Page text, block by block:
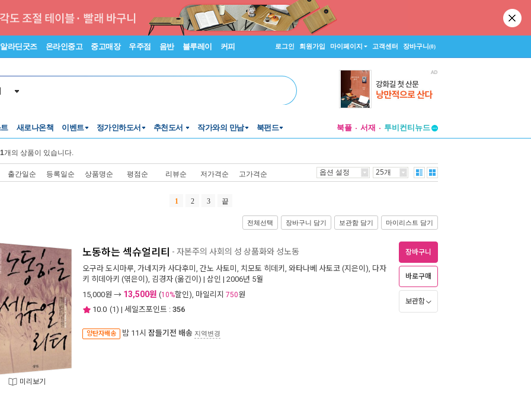
알라딘굿즈 온라인중고 중고매장 우주점 음반 블루레이 커피 로그인 회원가입 마이페이지 고객센터 장바구니(0)
새로나온책 이벤트 정가인하도서 추천도서 작가와의 만남 북펀드 북플 서재
창작플랫폼
개의 상품이 있습니다.
출간일순 등록일순 상품명순 평점순 리뷰순 저가격순 고가격순 옵션 설정 25개
1 2 3 끝
전체선택 장바구니 담기 보관함 담기 마이리스트 담기
미리보기
노동하는 섹슈얼리티 - 자본주의 사회의 성 상품화와 성노동
오구라 도시마루, 가네지카 사다후미 , 간노 사토미 , 치모토 히데키 , 와타나베 사토코 (지은이), 다자
키 히데아키 (엮은이), 김경자 (옮긴이) | 삼인 | 2006년 5월
15,000원 → 13,500원 (10%할인), 마일리지 750원
10.0 (1) | 세일즈포인트 : 356
양탄자배송 밤 11시 잠들기전 배송 지역변경
장바구니
바로구매
보관함